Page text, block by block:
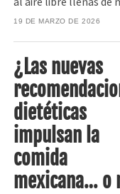
19 DE MARZO DE 2026
¿Las nuevas
dietéticas
impulsan la
comida
mexicana… o